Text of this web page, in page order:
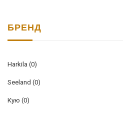
БРЕНД
Harkila (0)
Seeland (0)
Кую (0)